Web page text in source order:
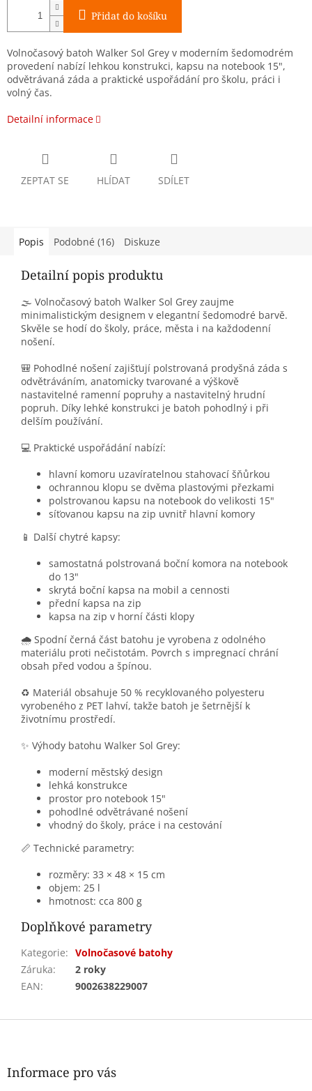
Přidat do košíku
Volnočasový batoh Walker Sol Grey v moderním šedomodrém
provedení nabízí lehkou konstrukci, kapsu na notebook 15",
odvětrávaná záda a praktické uspořádání pro školu, práci i
volný čas.
Detailní informace
ZEPTAT SE HLÍDAT SDÍLET
Popis Podobné (16) Diskuze
Detailní popis produktu
🌫️ Volnočasový batoh Walker Sol Grey zaujme
minimalistickým designem v elegantní šedomodré barvě.
Skvěle se hodí do školy, práce, města i na každodenní
nošení.
🎒 Pohodlné nošení zajišťují polstrovaná prodyšná záda s
odvětráváním, anatomicky tvarované a výškově
nastavitelné ramenní popruhy a nastavitelný hrudní
popruh. Díky lehké konstrukci je batoh pohodlný i při
delším používání.
💻 Praktické uspořádání nabízí:
hlavní komoru uzavíratelnou stahovací šňůrkou
ochrannou klopu se dvěma plastovými přezkami
polstrovanou kapsu na notebook do velikosti 15"
síťovanou kapsu na zip uvnitř hlavní komory
📱 Další chytré kapsy:
samostatná polstrovaná boční komora na notebook
do 13"
skrytá boční kapsa na mobil a cennosti
přední kapsa na zip
kapsa na zip v horní části klopy
🌧️ Spodní černá část batohu je vyrobena z odolného
materiálu proti nečistotám. Povrch s impregnací chrání
obsah před vodou a špínou.
♻️ Materiál obsahuje 50 % recyklovaného polyesteru
vyrobeného z PET lahví, takže batoh je šetrnější k
životnímu prostředí.
✨ Výhody batohu Walker Sol Grey:
moderní městský design
lehká konstrukce
prostor pro notebook 15"
pohodlné odvětrávané nošení
vhodný do školy, práce i na cestování
📏 Technické parametry:
rozměry: 33 × 48 × 15 cm
objem: 25 l
hmotnost: cca 800 g
Doplňkové parametry
Kategorie: Volnočasové batohy
Záruka:
2 roky
EAN: 9002638229007
Z
Informace pro vás